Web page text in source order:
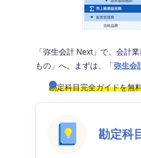
「弥生会計 Next」で、会計
もの」へ。まずは、「 弥生会
勘定科目完全ガイドを無
勘定科